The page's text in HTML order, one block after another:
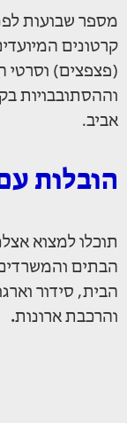
מספר שבועות
קרטונים
(פצפצים)
וההסתובבויות
אביב.
הובלות
תוכלו למצוא
הבתים
הבית, סידור
והרכבת ארונות.